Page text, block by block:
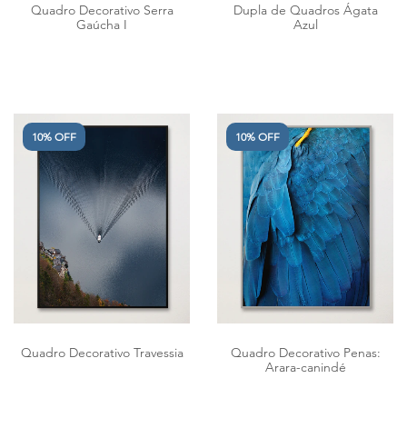
Quadro Decorativo Serra
Gaúcha I
Dupla de Quadros Ágata
Azul
10% OFF
Quadro Decorativo Travessia
10% OFF
Quadro Decorativo Penas:
Arara-canindé